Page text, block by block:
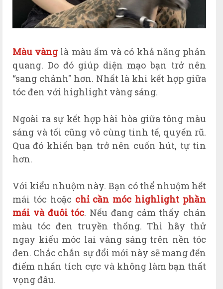
Màu vànglà màu ấm và có khả năng phản
quang. Do đó giúp diện mạo bạn trở nên
“sang chảnh" hơn. Nhất là khi kết hợp giữa
tóc đen với highlight vàng sáng.
Ngoài ra sự kết hợp hài hòa giữa tông màu
sáng và tối cũng vô cùng tinh tế, quyến rũ.
Qua đó khiến bạn trở nên cuốn hút, tự tin
hơn.
Với kiểu nhuộm này. Bạn có thể nhuộm hết
mái tóc hoặc chỉ cần móc highlight phần
mái và đuôi tóc. Nếu đang cảm thấy chán
màu tóc đen truyền thống. Thì hãy thử
ngay kiểu móc lai vàng sáng trên nền tóc
đen. Chắc chắn sự đổi mới này sẽ mang đến
điểm nhấn tích cực và không làm bạn thất
vọng đâu.